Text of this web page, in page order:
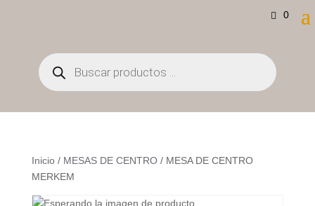
0
Búsqueda
de
productos
Inicio/ MESAS DE CENTRO/ MESA DE CENTRO
MERKEM